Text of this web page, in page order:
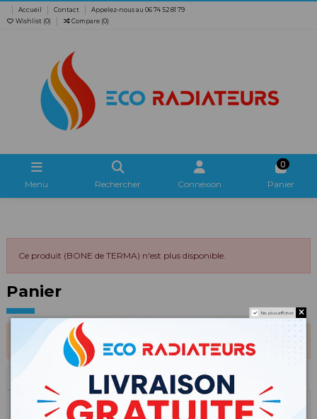
Accueil Contact
Appelez-nous au 06 74 52 81 79
Wishlist (0) Compare (0)
Menu Rechercher Connexion
0
Panier
Ce produit (BONE de TERMA) n'est plus disponible.
Panier
Il n'y a plus d'articles dans votre panier
Continuer mes achats
0 articles
Ne plus afficher